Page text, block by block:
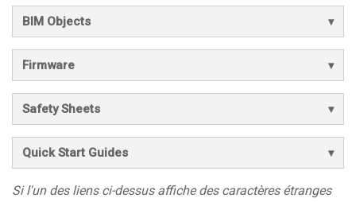
BIM Objects
Firmware
Safety Sheets
Quick Start Guides
Si l'un des liens ci-dessus affiche des caractères étranges